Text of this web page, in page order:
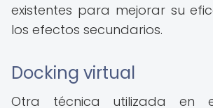
existentes para mejorar su
los efectos secundarios.
Docking virtual
Otra técnica utilizada en